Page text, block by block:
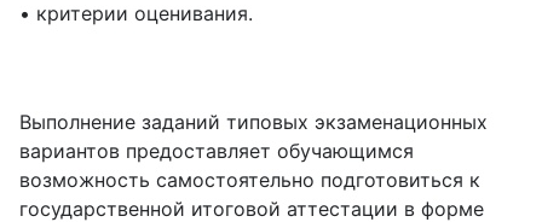
• критерии оценивания.
Выполнение заданий типовых экзаменационных
вариантов предоставляет обучающимся
возможность самостоятельно подготовиться к
государственной итоговой аттестации в форме